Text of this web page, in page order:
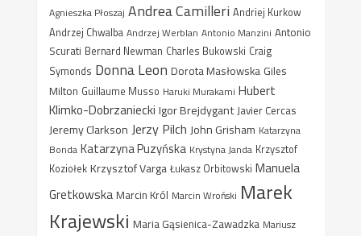
Agnieszka Płoszaj Andrea Camilleri Andriej Kurkow
Andrzej Chwalba Andrzej Werblan Antonio Manzini Antonio
Scurati Bernard Newman Charles Bukowski Craig
Symonds Donna Leon Dorota Masłowska Giles
Milton Guillaume Musso Haruki Murakami Hubert
Klimko-Dobrzaniecki Igor Brejdygant Javier Cercas
Jeremy Clarkson Jerzy Pilch John Grisham Katarzyna
Bonda Katarzyna Puzyńska Krystyna Janda Krzysztof
Koziołek Krzysztof Varga Łukasz Orbitowski Manuela
Gretkowska Marcin Król Marcin Wroński Marek
Krajewski Maria Gąsienica-Zawadzka Mariusz